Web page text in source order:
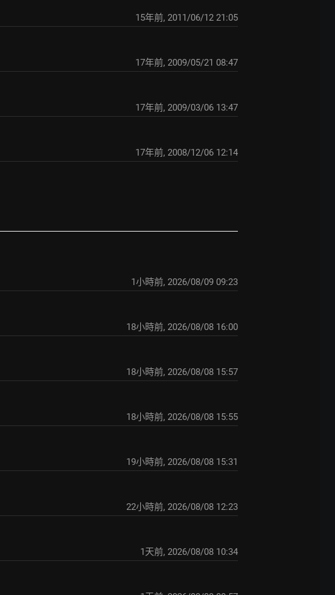
15年前, 2011/06/12 21:05
17年前, 2009/05/21 08:47
17年前, 2009/03/06 13:47
17年前, 2008/12/06 12:14
1小時前, 2026/08/09 09:23
18小時前, 2026/08/08 16:00
18小時前, 2026/08/08 15:57
18小時前, 2026/08/08 15:55
19小時前, 2026/08/08 15:31
22小時前, 2026/08/08 12:23
1天前, 2026/08/08 10:34